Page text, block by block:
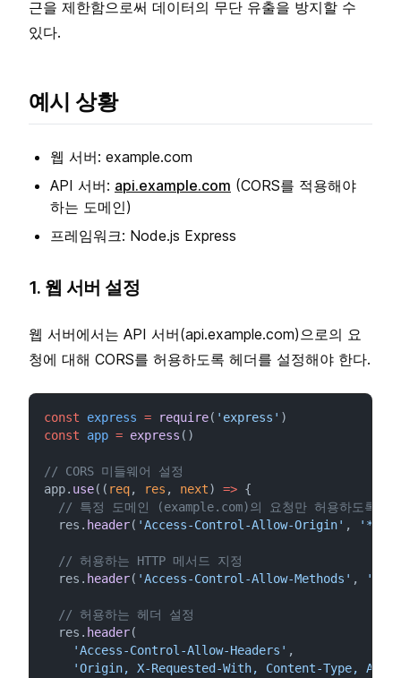
근을 제한함으로써 데이터의 무단 유출을 방지할 수
있다.
예시 상황
웹 서버: example.com
API 서버: api.example.com (CORS를 적용해야
하는 도메인)
프레임워크: Node.js Express
1. 웹 서버 설정
웹 서버에서는 API 서버(api.example.com)으로의 요
청에 대해 CORS를 허용하도록 헤더를 설정해야 한다.
const express = require( 'express' )
const
app = express ()
// CORS 미들웨어 설정
app. use(( req, res , next) => {
// 특정 도메인 (example.com)의 요청만 허용하도록
  res.
header( 'Access-Control-Allow-Origin' , '*'
// 허용하는 HTTP 메서드 지정
  res.
header( 'Access-Control-Allow-Methods' ,
// 허용하는 헤더 설정
  res.
header(
'Access-Control-Allow-Headers' ,
'Origin, X-Requested-With, Content-Type,